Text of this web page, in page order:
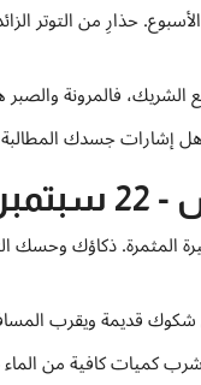
حذارِ من التوتر
فالمرونة والصبر
إشارات جسدك المطالبة
المثمرة. ذكاؤك وحسك
شكوك قديمة ويقرب
كافية من الماء